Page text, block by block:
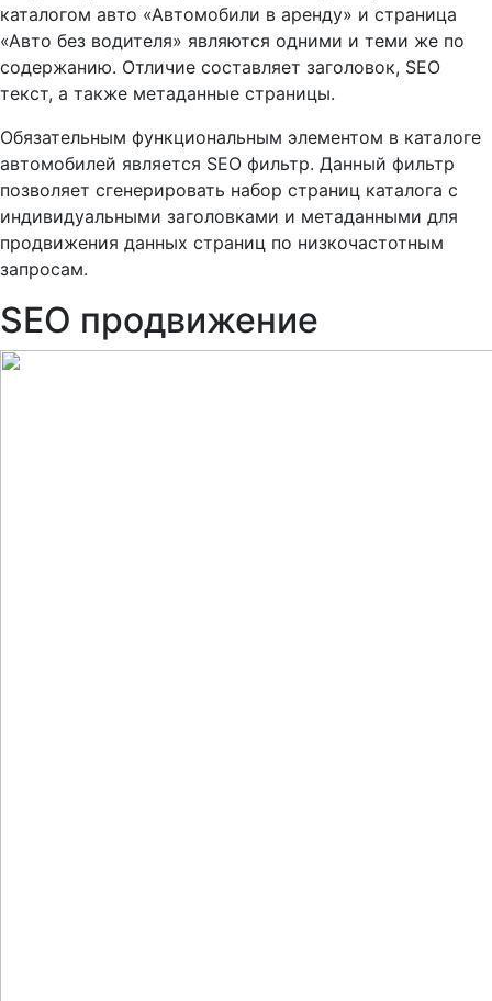
каталогом авто «Автомобили в аренду» и страница
«Авто без водителя» являются одними и теми же по
содержанию. Отличие составляет заголовок, SEO
текст, а также метаданные страницы.
Обязательным функциональным элементом в каталоге
автомобилей является SEO фильтр. Данный фильтр
позволяет сгенерировать набор страниц каталога с
индивидуальными заголовками и метаданными для
продвижения данных страниц по низкочастотным
запросам.
SEO продвижение